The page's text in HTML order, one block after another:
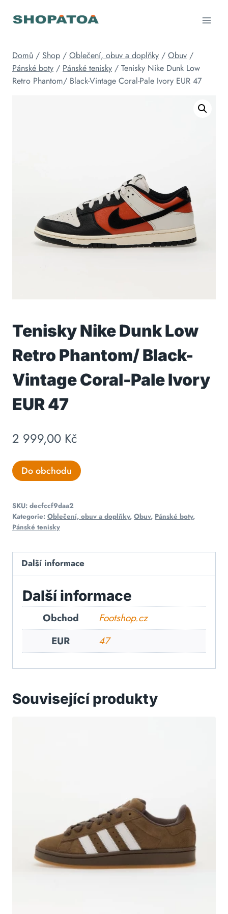
Domů / Shop / Oblečení, obuv a doplňky / Obuv /
Pánské boty / Pánské tenisky / Tenisky Nike Dunk Low
Retro Phantom/ Black-Vintage Coral-Pale Ivory EUR 47
Tenisky Nike Dunk Low
Retro Phantom/ Black-
Vintage Coral-Pale Ivory
EUR 47
2 999,00 Kč
Do obchodu
SKU: decfccf9daa2
Kategorie: Oblečení, obuv a doplňky, Obuv, Pánské boty,
Pánské tenisky
Další informace
Další informace
Obchod
Footshop.cz
EUR
47
Související produkty